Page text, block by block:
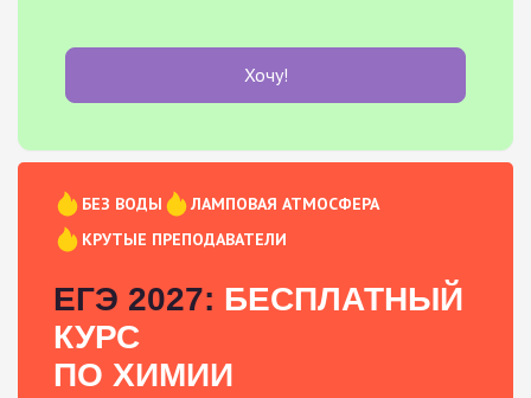
Хочу!
БЕЗ ВОДЫ
ЛАМПОВАЯ АТМОСФЕРА
КРУТЫЕ ПРЕПОДАВАТЕЛИ
ЕГЭ 2027: БЕСПЛАТНЫЙ
КУРС
ПО ХИМИИ